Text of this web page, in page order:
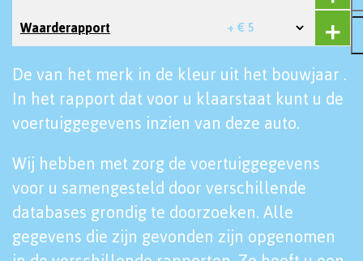
Waarderapport + € 5
De van het merk in de kleur uit het bouwjaar .
In het rapport dat voor u klaarstaat kunt u de
voertuiggegevens inzien van deze auto.
Wij hebben met zorg de voertuiggegevens
voor u samengesteld door verschillende
databases grondig te doorzoeken. Alle
gegevens die zijn gevonden zijn opgenomen